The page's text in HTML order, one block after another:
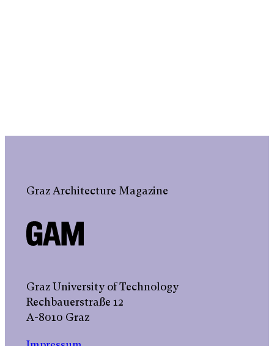
Graz Architecture Magazine
Graz University of Technology
Rechbauerstraße 12
A-8010 Graz